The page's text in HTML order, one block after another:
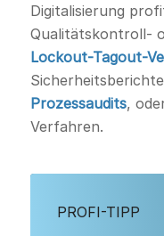
Digitalisierung
Qualitätskontroll-
Lockout-Tagout-
Prozessaudits,
Verfahren.
PROFI-TIPP